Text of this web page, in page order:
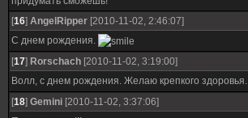
[16] AngelRipper [2010-11-02, 2:46:07]
С днем рождения.
[17] Rorschach [2010-11-02, 3:19:00]
Волл, с днем рождения. Желаю крепкого здоровья.
[18] Gemini [2010-11-02, 3:37:06]